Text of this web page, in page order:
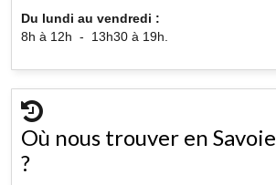
Du lundi au vendredi :
8h à 12h - 13h30 à 19h.
Où nous trouver en Savoie
?